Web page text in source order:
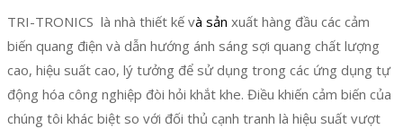
TRI-TRONICS là nhà thiết kế và sản xuất hàng đầu các cảm
biến quang điện và dẫn hướng ánh sáng sợi quang chất lượng
cao, hiệu suất cao, lý tưởng để sử dụng trong các ứng dụng tự
động hóa công nghiệp đòi hỏi khắt khe. Điều khiến cảm biến của
chúng tôi khác biệt so với đối thủ cạnh tranh là hiệu suất vượt